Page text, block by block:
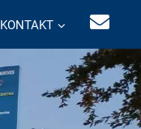
KONTAKT